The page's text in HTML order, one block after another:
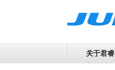
关于君睿